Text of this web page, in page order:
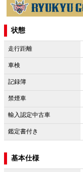
状態
走行距離
車検
記録簿
禁煙車
輸入認定中古車
鑑定書付き
基本仕様